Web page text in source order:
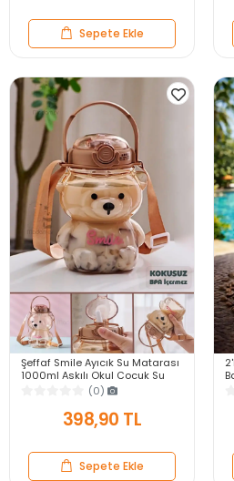
Sepete Ekle
Şeffaf Smile Ayıcık Su Matarası
1000ml Askılı Okul Çocuk Su
Şişesi Pipetli Sızdırmaz Kokusuz
(0)
398,90 TL
Sepete Ekle